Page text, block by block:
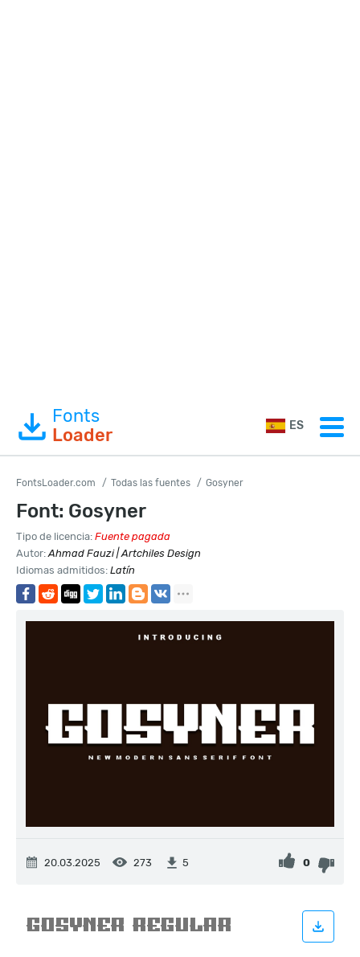
Fonts
Loader
ES
FontsLoader.com Todas las fuentes Gosyner
Font: Gosyner
Tipo de licencia: Fuente pagada
Autor:Ahmad Fauzi | Artchiles Design
Idiomas admitidos: Latín
20.03.2025 273 5 0